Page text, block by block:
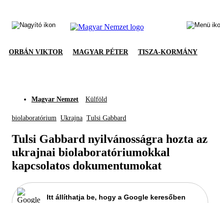
ORBÁN VIKTOR MAGYAR PÉTER TISZA-KORMÁNY
Magyar Nemzet Külföld
biolaboratórium Ukrajna Tulsi Gabbard
Tulsi Gabbard nyilvánosságra hozta az
ukrajnai biolaboratóriumokkal
kapcsolatos dokumentumokat
Itt állíthatja be, hogy a Google keresőben